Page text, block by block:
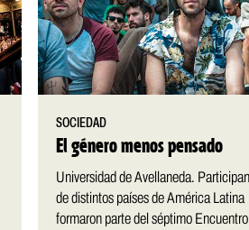
SOCIEDAD
El género menos pensado
Universidad de Avellaneda.
de distintos países de América Latina
formaron parte del séptimo